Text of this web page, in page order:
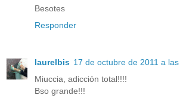
Besotes
Responder
laurelbis 17 de octubre de 2011 a
Miuccia, adicción total!!!!
Bso grande!!!